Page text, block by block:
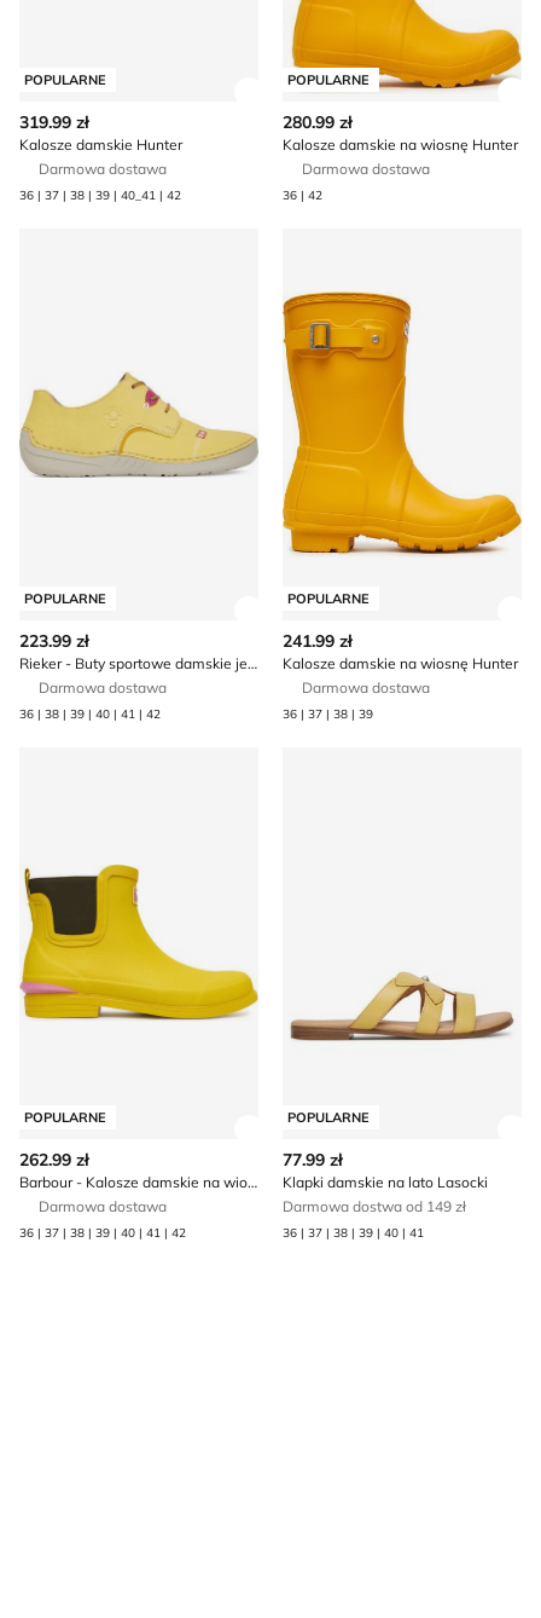
POPULARNE
319.99 zł
Kalosze damskie Hunter
Darmowa dostawa
36 | 37 | 38 | 39 | 40_41 | 42
POPULARNE
280.99 zł
Kalosze damskie na wiosnę Hunter
Darmowa dostawa
36 | 42
POPULARNE
223.99 zł
Rieker - Buty sportowe damskie jesienne
Darmowa dostawa
36 | 38 | 39 | 40 | 41 | 42
POPULARNE
241.99 zł
Kalosze damskie na wiosnę Hunter
Darmowa dostawa
36 | 37 | 38 | 39
POPULARNE
262.99 zł
Barbour - Kalosze damskie na wiosnę
Darmowa dostawa
36 | 37 | 38 | 39 | 40 | 41 | 42
POPULARNE
77.99 zł
Klapki damskie na lato Lasocki
Darmowa dostwa od 149 zł
36 | 37 | 38 | 39 | 40 | 41